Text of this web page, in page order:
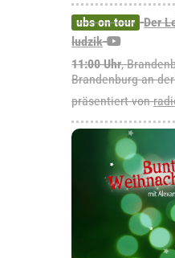
ubs on tour Der
ludzik
11:00 Uhr,
Brandenburg an
präsentiert von